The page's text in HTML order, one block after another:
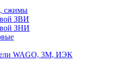
сжимы
ЗВИ
ЗНИ
WAGO, 3M, ИЭК